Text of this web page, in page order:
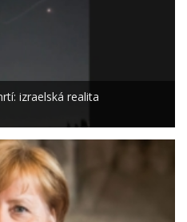
izraelská realita